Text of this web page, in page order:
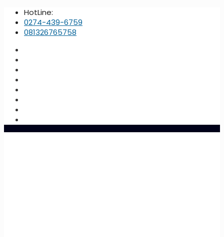
HotLine:
0274-439-6759
081326765758